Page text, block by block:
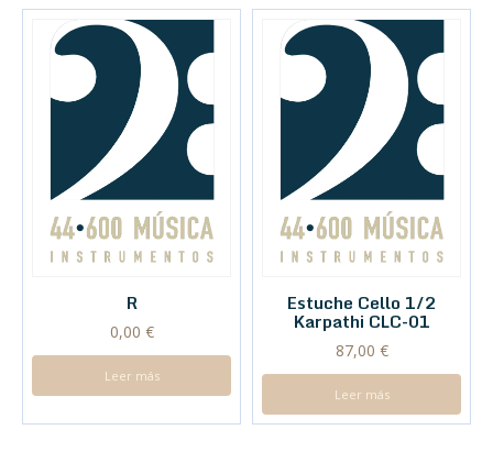
R
0,00 €
Leer más
Estuche Cello 1/2
Karpathi CLC-01
87,00 €
Leer más